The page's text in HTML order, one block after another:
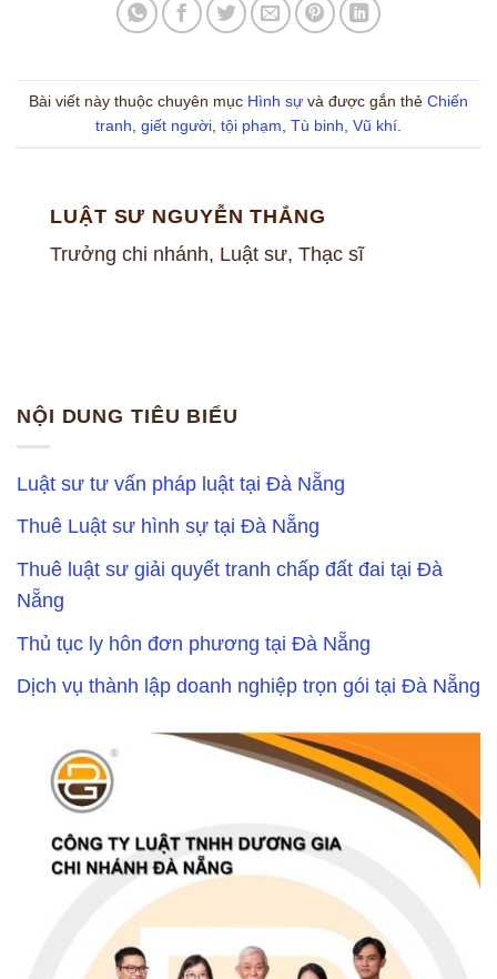
Bài viết này thuộc chuyên mục Hình sự và được gắn thẻ Chiến
tranh giết người tội phạm Tù binh Vũ khí
LUẬT SƯ NGUYỄN THẮNG
Trưởng chi nhánh, Luật sư, Thạc sĩ
NỘI DUNG TIÊU BIỂU
Luật sư tư vấn pháp luật tại Đà Nẵng
Thuê Luật sư hình sự tại Đà Nẵng
Thuê luật sư giải quyết tranh chấp đất đai tại Đà
Nẵng
Thủ tục ly hôn đơn phương tại Đà Nẵng
Dịch vụ thành lập doanh nghiệp trọn gói tại Đà Nẵng